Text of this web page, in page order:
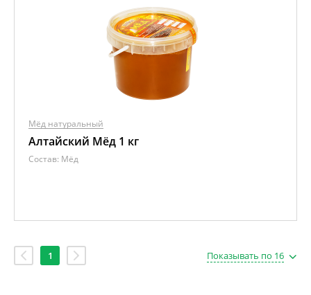
Мёд натуральный
Алтайский Мёд 1 кг
Состав: Мёд
1 Показывать по 16